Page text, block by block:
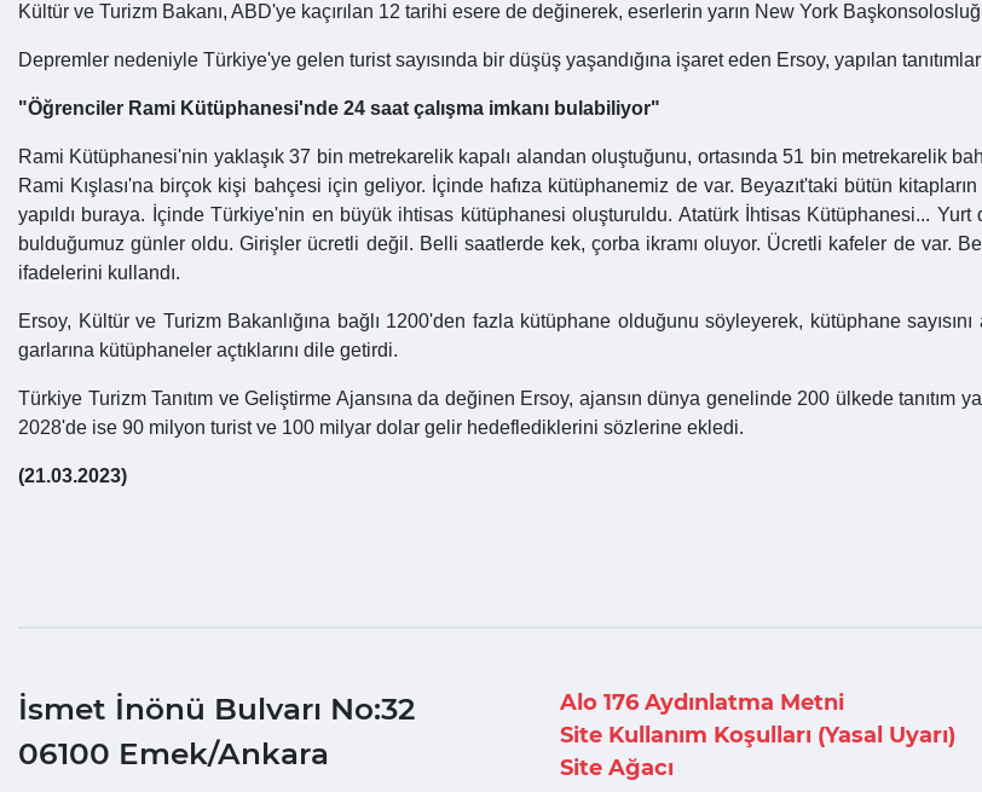
Kültür ve Turizm Bakanı, ABD'ye kaçırılan 12 tarihi esere de değinerek, eserlerin yarın New York
Depremler nedeniyle Türkiye'ye gelen turist sayısında bir düşüş yaşandığına işaret eden Ersoy, yapılan
"Öğrenciler Rami Kütüphanesi'nde 24 saat çalışma imkanı bulabiliyor"
Rami Kütüphanesi'nin yaklaşık 37 bin metrekarelik kapalı alandan oluştuğunu, ortasında 51 bin metrekarelik
Rami Kışlası'na birçok kişi bahçesi için geliyor. İçinde hafıza kütüphanemiz de var. Beyazıt'taki bütün
yapıldı buraya. İçinde Türkiye'nin en büyük ihtisas kütüphanesi oluşturuldu. Atatürk İhtisas Kütüphanesi...
bulduğumuz günler oldu. Girişler ücretli değil. Belli saatlerde kek, çorba ikramı oluyor. Ücretli kafeler de var.
ifadelerini kullandı.
Ersoy, Kültür ve Turizm Bakanlığına bağlı 1200'den fazla kütüphane olduğunu söyleyerek, kütüphane
garlarına kütüphaneler açtıklarını dile getirdi.
Türkiye Turizm Tanıtım ve Geliştirme Ajansına da değinen Ersoy, ajansın dünya genelinde 200 ülkede tanıtım
2028'de ise 90 milyon turist ve 100 milyar dolar gelir hedeflediklerini sözlerine ekledi.
(21.03.2023)
İsmet İnönü Bulvarı No:32
06100 Emek/Ankara
Alo 176 Aydınlatma Metni
Site Kullanım Koşulları (Yasal Uyarı)
Site Ağacı